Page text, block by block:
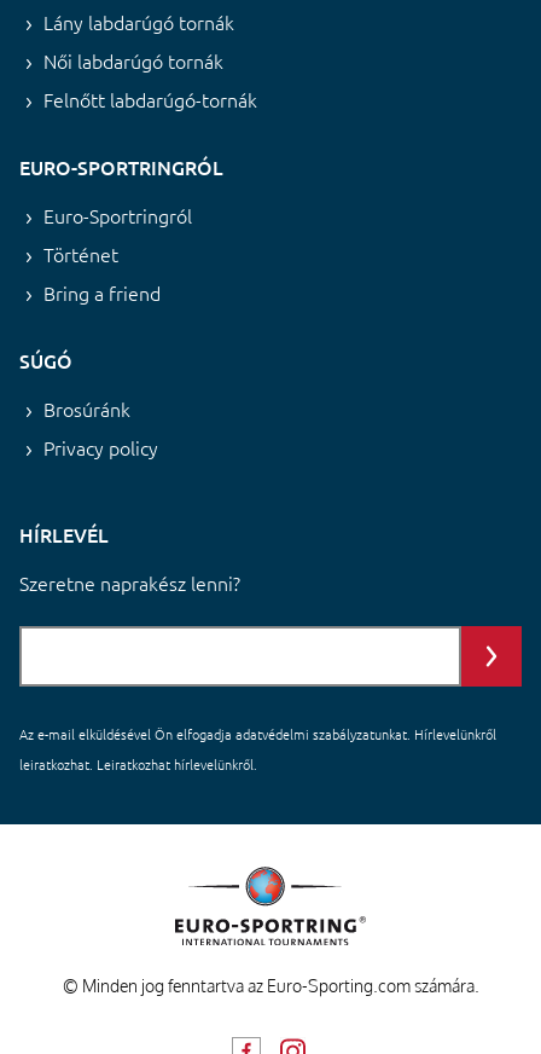
Lány labdarúgó tornák
Női labdarúgó tornák
Felnőtt labdarúgó-tornák
EURO-SPORTRINGRÓL
Euro-Sportringról
Történet
Bring a friend
SÚGÓ
Brosúránk
Privacy policy
HÍRLEVÉL
Szeretne naprakész lenni?
Az e-mail elküldésével Ön elfogadja adatvédelmi szabályzatunkat . Hírlevelünkről
leiratkozhat. Leiratkozhat hírlevelünkről.
© Minden jog fenntartva az Euro-Sporting.com számára.